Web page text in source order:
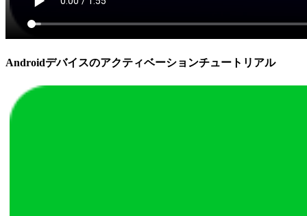
Androidデバイスのアクティベーションチュートリアル